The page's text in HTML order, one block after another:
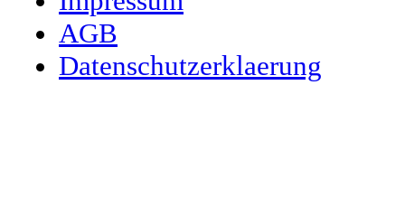
AGB
Datenschutzerklaerung